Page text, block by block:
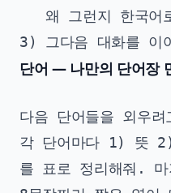
왜 그런지 한국어
단어 — 나만의 단어장
다음 단어들을 외우
각 단어마다 1) 뜻
를 표로 정리해줘. 마